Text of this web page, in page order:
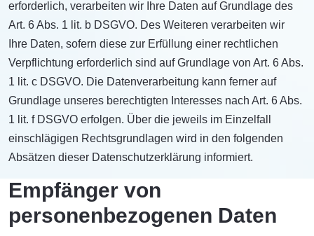
erforderlich, verarbeiten wir Ihre Daten auf Grundlage des
Art. 6 Abs. 1 lit. b DSGVO. Des Weiteren verarbeiten wir
Ihre Daten, sofern diese zur Erfüllung einer rechtlichen
Verpflichtung erforderlich sind auf Grundlage von Art. 6 Abs.
1 lit. c DSGVO. Die Datenverarbeitung kann ferner auf
Grundlage unseres berechtigten Interesses nach Art. 6 Abs.
1 lit. f DSGVO erfolgen. Über die jeweils im Einzelfall
einschlägigen Rechtsgrundlagen wird in den folgenden
Absätzen dieser Datenschutzerklärung informiert.
Empfänger von
personenbezogenen Daten